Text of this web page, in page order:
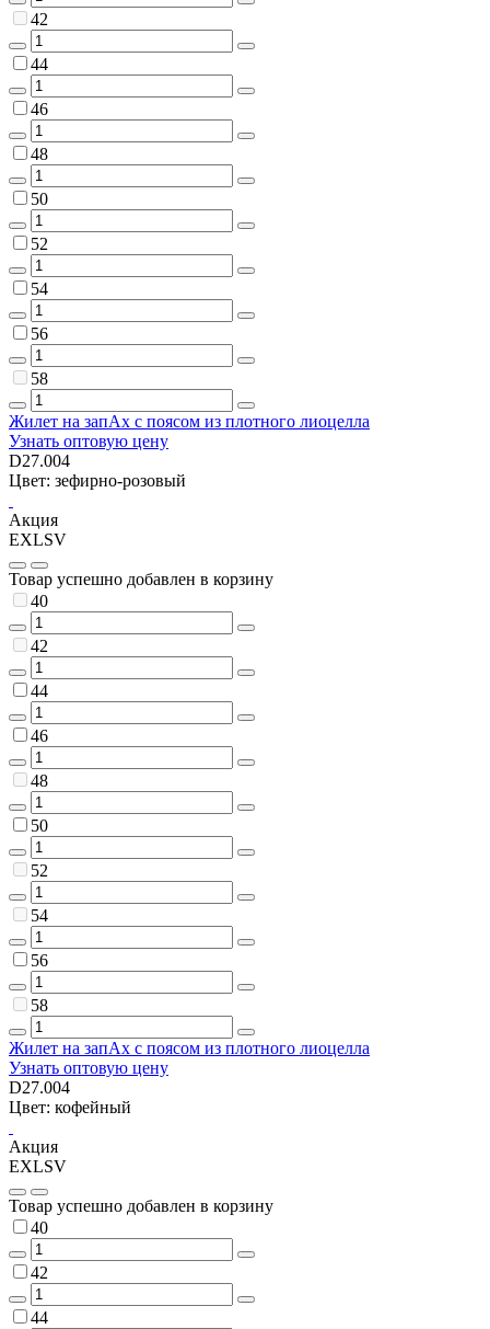
42
44
46
48
50
52
54
56
58
Жилет на запАх с поясом из плотного лиоцелла
Узнать оптовую цену
D27.004
Цвет: зефирно-розовый
Акция
EXLSV
Товар успешно добавлен в корзину
40
42
44
46
48
50
52
54
56
58
Жилет на запАх с поясом из плотного лиоцелла
Узнать оптовую цену
D27.004
Цвет: кофейный
Акция
EXLSV
Товар успешно добавлен в корзину
40
42
44